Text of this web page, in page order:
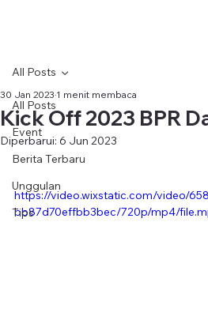
All Posts
Event
Berita Terbaru
Unggulan
Tips
All Posts
Kick Off 2023 BPR
30 Jan 2023 1 menit membaca
Diperbarui: 6 Jun 2023
https://video.wixstatic.com/video/
bb87d70effbb3bec/720p/mp4/